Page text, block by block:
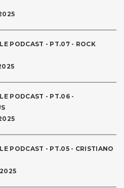
PODCAST - PT.07 - ROCK
PODCAST - PT.06 -
PODCAST - PT.05 - CRISTIANO